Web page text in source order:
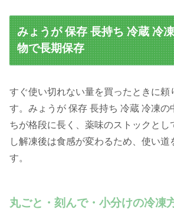
みょうが 保存 長持ち 冷蔵 冷
物で長期保存
すぐ使い切れない量を買ったときに頼
す。みょうが 保存 長持ち 冷蔵 冷凍の
ちが格段に長く、薬味のストックとし
し解凍後は食感が変わるため、使い道
す。
丸ごと・刻んで・小分けの冷凍